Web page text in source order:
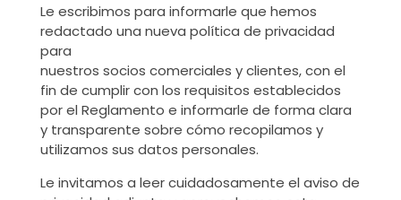
Le escribimos para informarle que hemos
redactado una nueva política de privacidad
para
nuestros socios comerciales y clientes, con el
fin de cumplir con los requisitos establecidos
por el Reglamento e informarle de forma clara
y transparente sobre cómo recopilamos y
utilizamos sus datos personales.
Le invitamos a leer cuidadosamente el aviso de